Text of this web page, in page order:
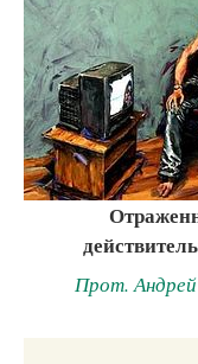
Прот. Андрей